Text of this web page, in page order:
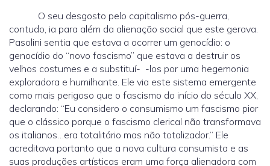
O seu desgosto pelo capitalismo pós-guerra,
contudo, ia para além da alienação social que este gerava.
Pasolini sentia que estava a ocorrer um genocídio: o
genocídio do “novo fascismo” que estava a destruir os
velhos costumes e a substituí- -los por uma hegemonia
exploradora e humilhante. Ele via este sistema emergente
como mais perigoso que o fascismo do início do século XX,
declarando: “Eu considero o consumismo um fascismo pior
que o clássico porque o fascismo clerical não transformava
os italianos…era totalitário mas não totalizador.” Ele
acreditava portanto que a nova cultura consumista e as
suas produções artísticas eram uma força alienadora com